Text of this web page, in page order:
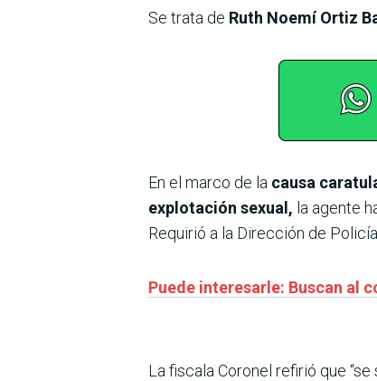
Se trata de Ruth Noemí Ortiz
En el marco de la causa
explotación sexual, la agente
Requirió a la Dirección de
Puede interesarle: Buscan al
La fiscala Coronel refirió que